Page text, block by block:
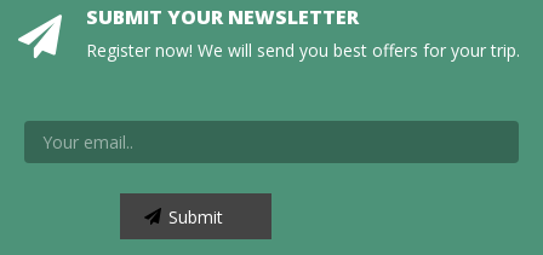
SUBMIT YOUR NEWSLETTER
Register now! We will send you best offers for your trip.